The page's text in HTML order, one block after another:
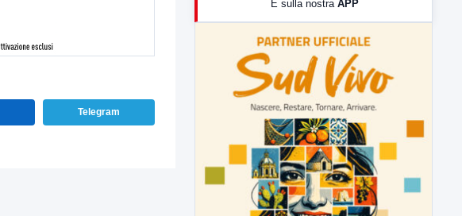
Telegram
LabNews (replica)
E sulla nostra APP